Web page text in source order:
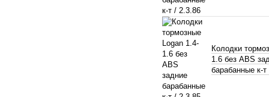
Колодки
1.6 без ABS
барабанные к-